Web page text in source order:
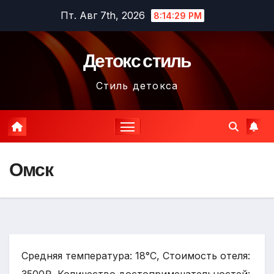
содержимому
Пт. Авг 7th, 2026 8:14:30 PM
Детокс стиль
Стиль детокса
Омск
Средняя температура: 18°C, Стоимость отеля: